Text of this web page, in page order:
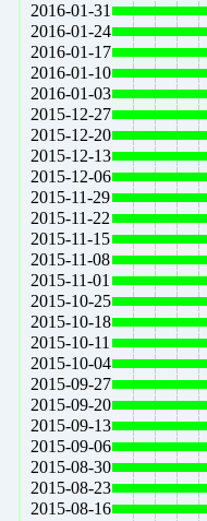
2016-01-31
2016-01-24
2016-01-17
2016-01-10
2016-01-03
2015-12-27
2015-12-20
2015-12-13
2015-12-06
2015-11-29
2015-11-22
2015-11-15
2015-11-08
2015-11-01
2015-10-25
2015-10-18
2015-10-11
2015-10-04
2015-09-27
2015-09-20
2015-09-13
2015-09-06
2015-08-30
2015-08-23
2015-08-16